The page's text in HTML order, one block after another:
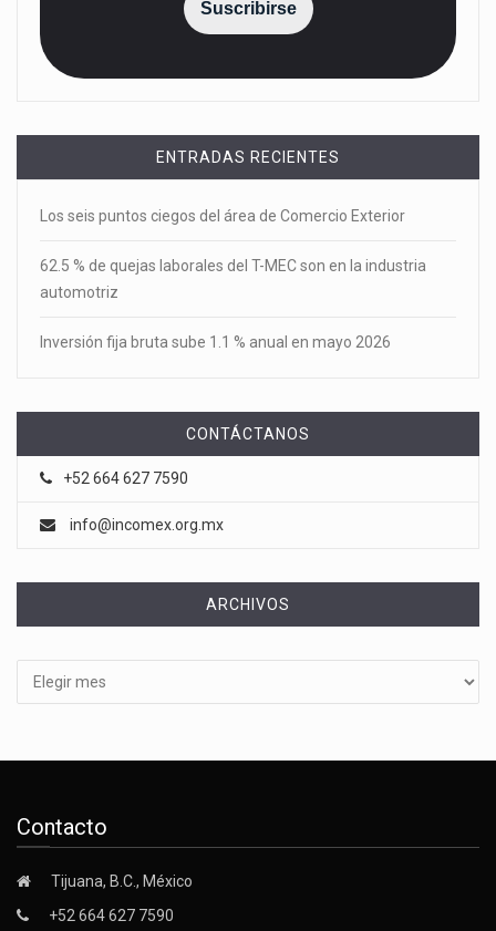
Suscribirse
ENTRADAS RECIENTES
Los seis puntos ciegos del área de Comercio Exterior
62.5 % de quejas laborales del T-MEC son en la industria
automotriz
Inversión fija bruta sube 1.1 % anual en mayo 2026
CONTÁCTANOS
+52 664 627 7590
info@incomex.org.mx
ARCHIVOS
Contacto
Tijuana, B.C., México
+52 664 627 7590